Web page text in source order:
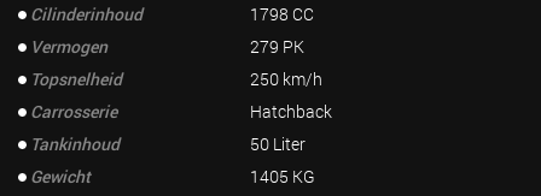
Cilinderinhoud
1798 CC
Vermogen
279 PK
Topsnelheid
250 km/h
Carrosserie
Hatchback
Tankinhoud
50 Liter
Gewicht
1405 KG